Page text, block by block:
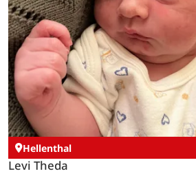
Hellenthal
Levi Theda